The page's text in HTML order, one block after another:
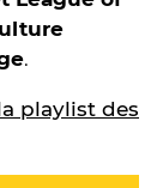
.
playlist des